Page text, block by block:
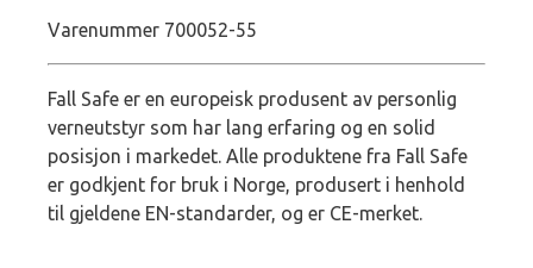
Varenummer 700052-55
Fall Safe er en europeisk produsent av personlig
verneutstyr som har lang erfaring og en solid
posisjon i markedet. Alle produktene fra Fall Safe
er godkjent for bruk i Norge, produsert i henhold
til gjeldene EN-standarder, og er CE-merket.